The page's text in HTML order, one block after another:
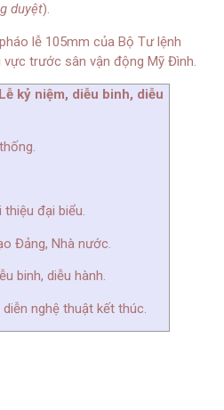
duyệt).
lễ 105mm của Bộ Tư lệnh
vực trước sân vận động Mỹ Đình.
kỷ niệm, diễu binh, diễu
thiệu đại biểu.
Đảng, Nhà nước.
binh, diễu hành.
nghệ thuật kết thúc.